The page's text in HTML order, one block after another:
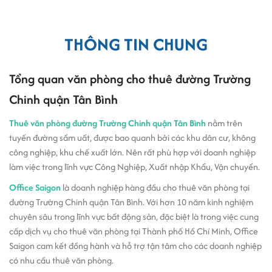
THÔNG TIN CHUNG
Tổng quan văn phòng cho thuê đường Trường
Chinh quận Tân Bình
Thuê văn phòng đường Trường Chinh quận Tân Bìnhnằm trên
tuyến đường sầm uất, được bao quanh bởi các khu dân cư, không
công nghiệp, khu chế xuất lớn. Nên rất phù hợp với doanh nghiệp
làm việc trong lĩnh vực Công Nghiệp, Xuất nhập Khẩu, Vận chuyển.
Office Saigonlà doanh nghiệp hàng đầu cho thuê văn phòng tại
đường Trường Chinh quận Tân Bình. Với hơn 10 năm kinh nghiệm
chuyên sâu trong lĩnh vực bất động sản, đặc biệt là trong việc cung
cấp dịch vụ cho thuê văn phòng tại Thành phố Hồ Chí Minh, Office
Saigon cam kết đồng hành và hỗ trợ tận tâm cho các doanh nghiệp
có nhu cầu thuê văn phòng.